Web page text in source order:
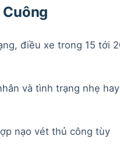
điều xe trong 15 tới
và tình trạng nhẹ hay
nạo vét thủ công tùy